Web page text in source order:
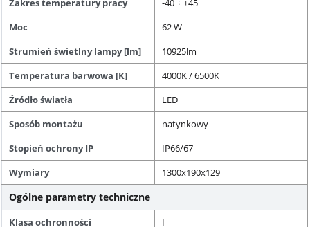
Zakres temperatury pracy
-40 ÷ +45
Moc
62 W
Strumień świetlny lampy [lm]
10925lm
Temperatura barwowa [K]
4000K / 6500K
Źródło światła
LED
Sposób montażu
natynkowy
Stopień ochrony IP
IP66/67
Wymiary
1300x190x129
Ogólne parametry techniczne
Klasa ochronności
I